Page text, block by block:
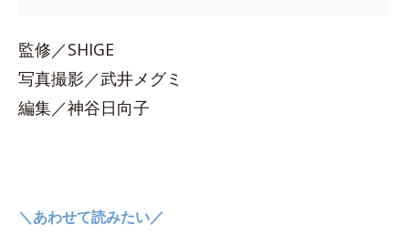
監修／SHIGE
写真撮影／武井メグミ
編集／神谷日向子
＼あわせて読みたい／